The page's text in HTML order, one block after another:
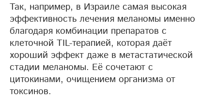
Так, например, в Израиле самая высокая
эффективность лечения меланомы именно
благодаря комбинации препаратов с
клеточной TIL-терапией, которая даёт
хороший эффект даже в метастатической
стадии меланомы. Её сочетают с
цитокинами, очищением организма от
токсинов.